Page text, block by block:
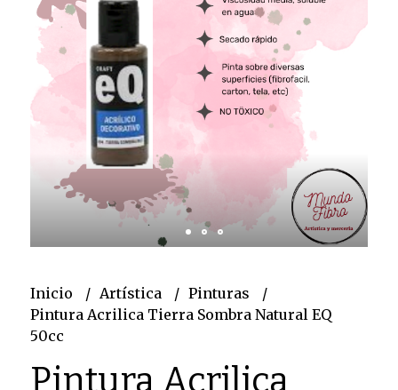
Inicio Artística
Pinturas
Pintura Acrilica Tierra Sombra Natural EQ
50cc